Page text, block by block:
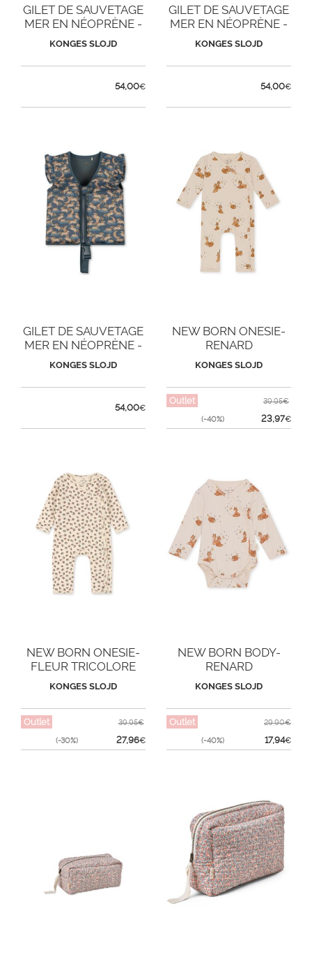
GILET DE SAUVETAGE
MER EN NÉOPRÈNE -
LICORNE
KONGES SLOJD
54,00€
GILET DE SAUVETAGE
MER EN NÉOPRÈNE -
ORANGERY BLUE
KONGES SLOJD
54,00€
GILET DE SAUVETAGE
MER EN NÉOPRÈNE -
LICORNE BLEUE
KONGES SLOJD
54,00€
NEW BORN ONESIE-
RENARD
KONGES SLOJD
Outlet
(-40%)
39,95€
23,97€
NEW BORN ONESIE-
FLEUR TRICOLORE
KONGES SLOJD
Outlet
(-30%)
39,95€
27,96€
NEW BORN BODY-
RENARD
KONGES SLOJD
Outlet
(-40%)
29,90€
17,94€